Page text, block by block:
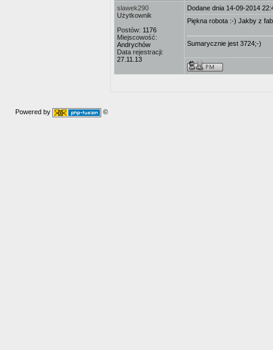
slawek290
Użytkownik
Postów: 1176
Miejscowość:
Andrychów
Data rejestracji:
27.11.13
Dodane dnia 14-09-2014
Piękna robota :-) Jakby z
Sumarycznie jest 3724;-)
Powered by ©